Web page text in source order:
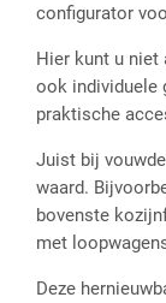
configurator
Hier kunt u niet
ook individuele
praktische
Juist bij
waard.
bovenste
met
Deze